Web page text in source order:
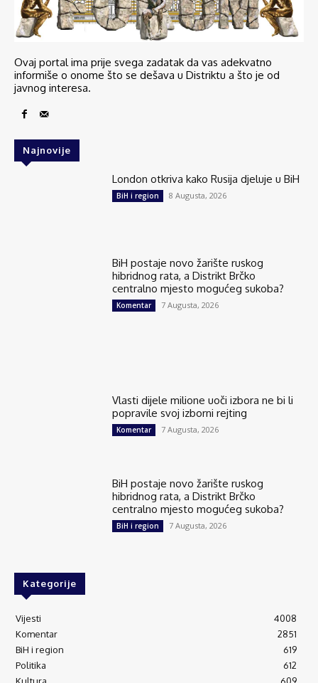
Ovaj portal ima prije svega zadatak da vas adekvatno
informiše o onome što se dešava u Distriktu a što je od
javnog interesa.
Najnovije
London otkriva kako Rusija djeluje u BiH
BiH i region 8 Augusta, 2026
BiH postaje novo žarište ruskog
hibridnog rata, a Distrikt Brčko
centralno mjesto mogućeg sukoba?
Komentar 7 Augusta, 2026
Vlasti dijele milione uoči izbora ne bi li
popravile svoj izborni rejting
Komentar 7 Augusta, 2026
BiH postaje novo žarište ruskog
hibridnog rata, a Distrikt Brčko
centralno mjesto mogućeg sukoba?
BiH i region 7 Augusta, 2026
Kategorije
Vijesti
4008
Komentar
2851
BiH i region
619
Politika
612